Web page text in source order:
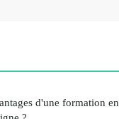
d'une formation en